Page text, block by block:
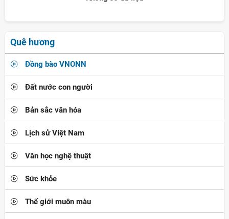
Quê hương
Đồng bào VNONN
Đất nước con người
Bản sắc văn hóa
Lịch sử Việt Nam
Văn học nghệ thuật
Sức khỏe
Thế giới muôn màu